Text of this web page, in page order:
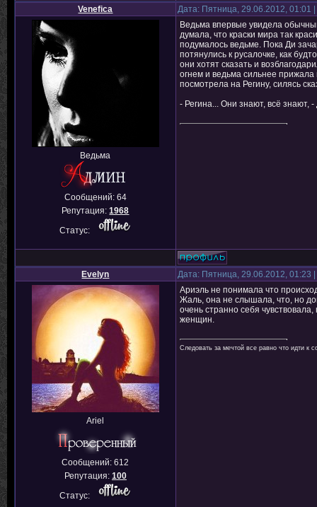
Venefica Дата: Пятница, 29.06.2012,
Ведьма
Сообщений: 64
Репутация:1968
Статус:
Ведьма впервые увидела
думала, что краски мира так
подумалось ведьме. Пока Ди
потянулись к русалочке, как
они хотят сказать и
огнем и ведьма сильнее
посмотрела на Регину, силясь
- Регина... Они знают, всё знают,
Evelyn Дата: Пятница, 29.06.2012,
Ariel
Сообщений:612
Репутация: 100
Статус:
Ариэль не понимала что
Жаль, она не слышала, что, но
очень странно себя
женщин.
Следовать за мечтой все равно что идти к